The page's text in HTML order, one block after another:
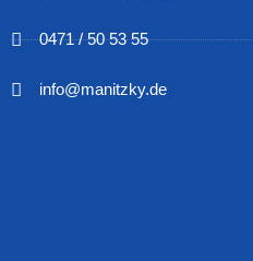
0471 / 50 53 55
info@manitzky.de